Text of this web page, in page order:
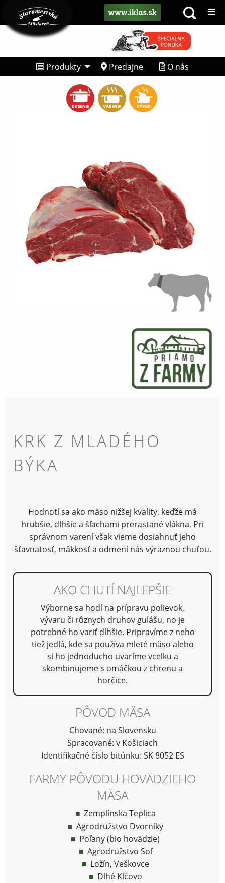
Produkty Predajne O nás
KRK Z MLADÉHO
BÝKA
Hodnotí sa ako mäso nižšej kvality, keďže má
hrubšie, dlhšie a šľachami prerastané vlákna. Pri
správnom varení však vieme dosiahnuť jeho
šťavnatosť, mäkkosť a odmení nás výraznou chuťou.
AKO CHUTÍ NAJLEPŠIE
Výborne sa hodí na prípravu polievok,
vývaru či rôznych druhov gulášu, no je
potrebné ho variť dlhšie. Pripravíme z neho
tiež jedlá, kde sa používa mleté mäso alebo
si ho jednoducho uvaríme vcelku a
skombinujeme s omáčkou z chrenu a
horčice.
PÔVOD MÄSA
Chované: na Slovensku
Spracované: v Košiciach
Identifikačné číslo bitúnku: SK 8052 ES
FARMY PÔVODU HOVÄDZIEHO
MÄSA
Zemplínska Teplica
Agrodružstvo Dvorníky
Poľany (bio hovädzie)
Agrodružstvo Soľ
Ložín, Veškovce
Dlhé Klčovo